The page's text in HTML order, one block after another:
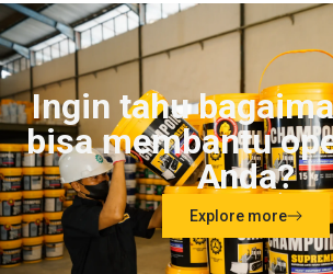
Ingin tahu
bisa membantu
Anda?
Explore more